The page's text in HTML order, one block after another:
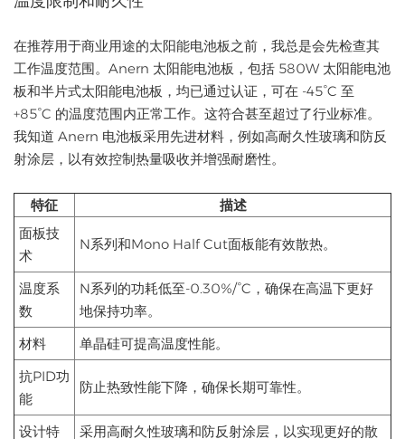
在推荐用于商业用途的太阳能电池板之前，我总是会先检查其
工作温度范围。Anern 太阳能电池板，包括 580W 太阳能电池
板和半片式太阳能电池板，均已通过认证，可在 -45°C 至
+85°C 的温度范围内正常工作。这符合甚至超过了行业标准。
我知道 Anern 电池板采用先进材料，例如高耐久性玻璃和防反
射涂层，以有效控制热量吸收并增强耐磨性。
特征
描述
面板技
术
N系列和Mono Half Cut面板能有效散热。
温度系
数
N系列的功耗低至-0.30%/°C，确保在高温下更好
地保持功率。
材料
单晶硅可提高温度性能。
抗PID功
能
防止热致性能下降，确保长期可靠性。
设计特 采用高耐久性玻璃和防反射涂层，以实现更好的散